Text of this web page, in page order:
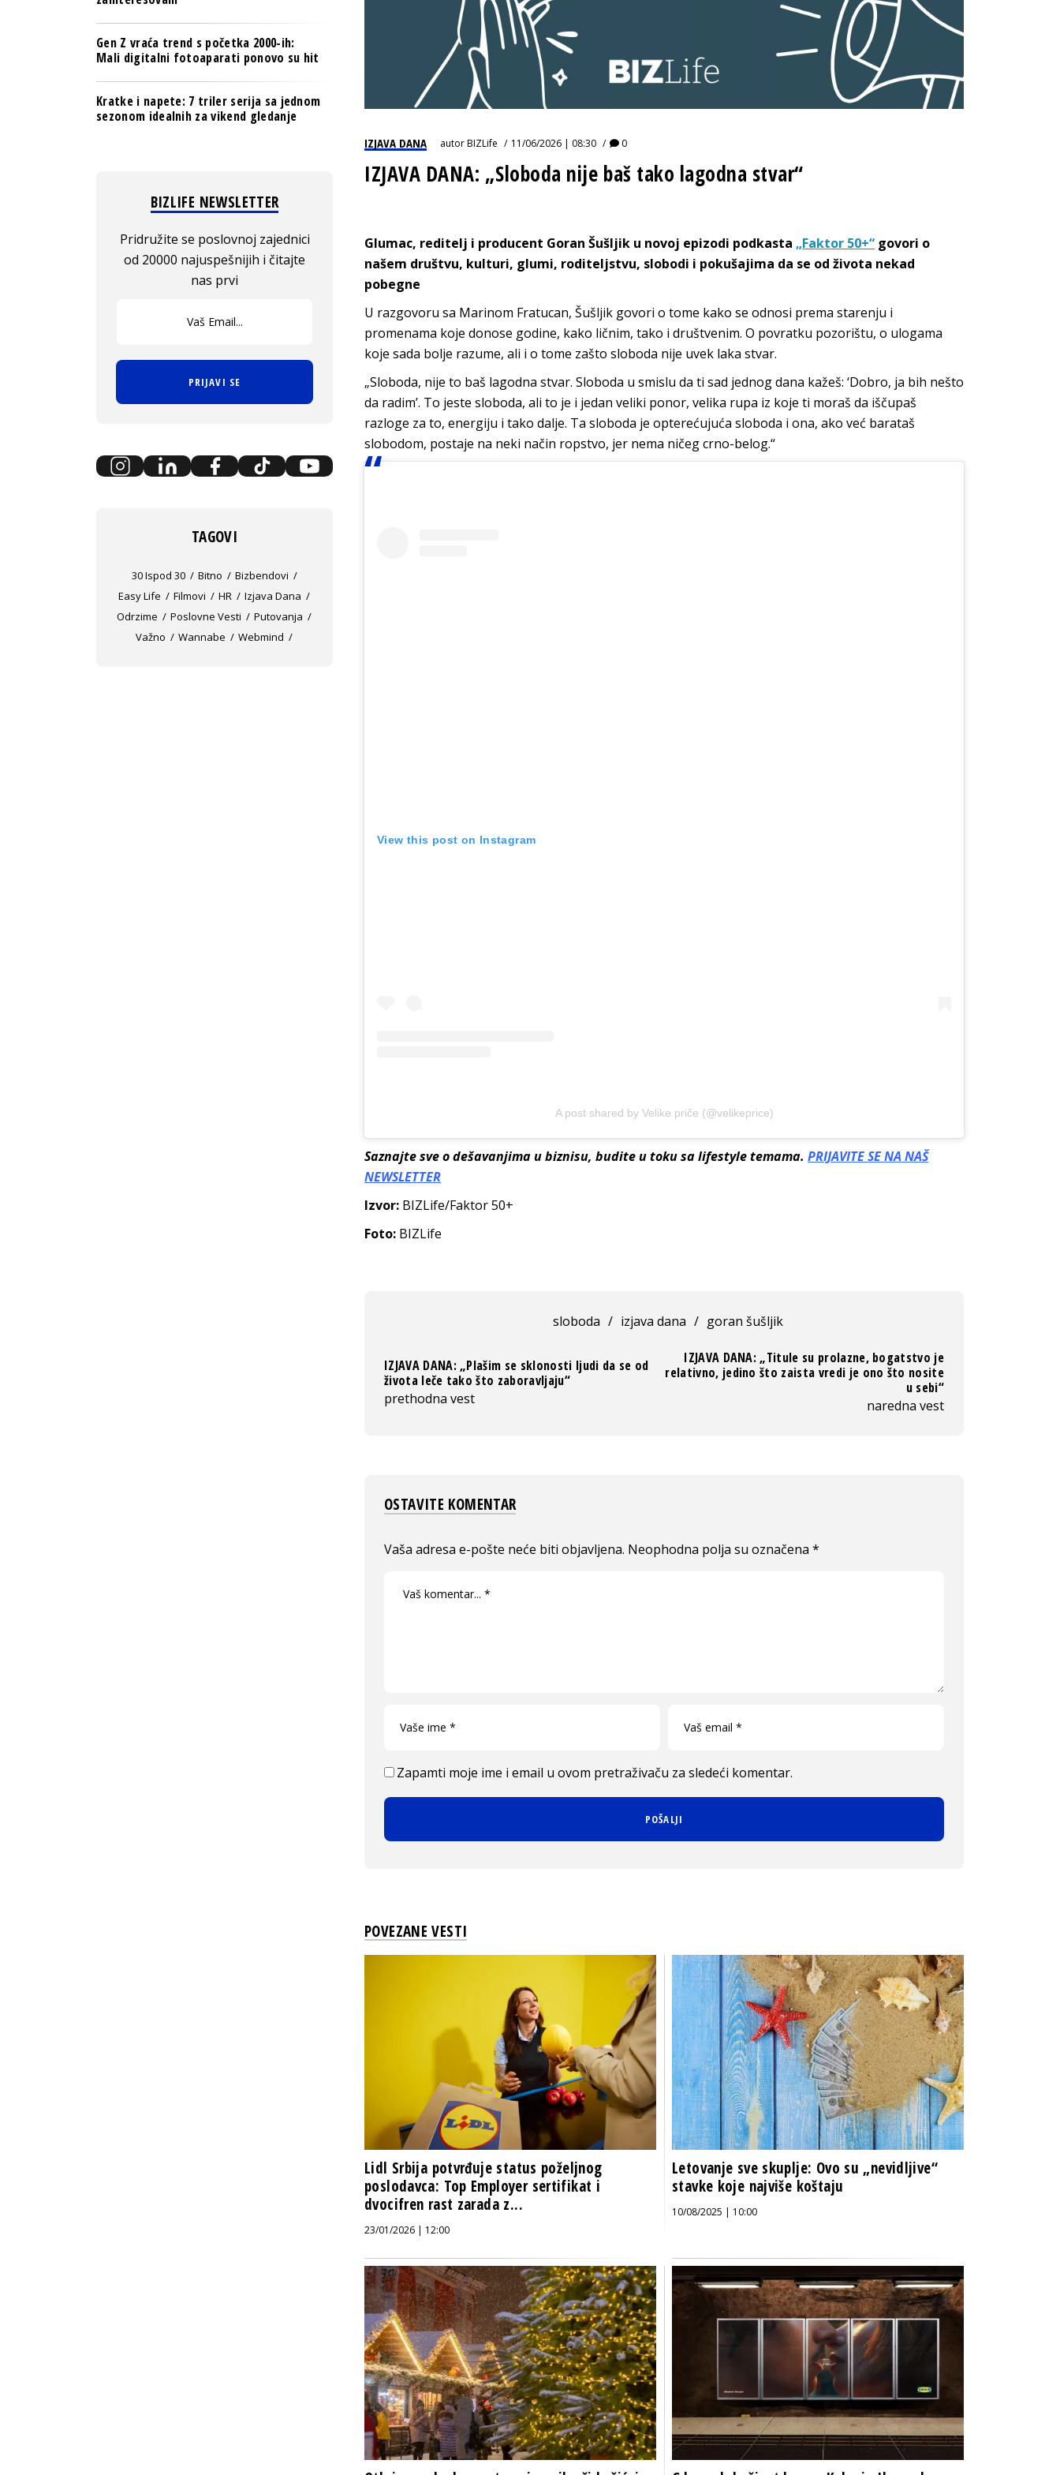
IZJAVA DANA autorBIZLife 11/06/2026 | 08:30 0
IZJAVA DANA: „Sloboda nije baš tako lagodna stvar“
Glumac, reditelj i producent Goran Šušljik u novoj epizodi podkasta „Faktor 50+“ govori o
našem društvu, kulturi, glumi, roditeljstvu, slobodi i pokušajima da se od života nekad
pobegne
U razgovoru sa Marinom Fratucan, Šušljik govori o tome kako se odnosi prema starenju i
promenama koje donose godine, kako ličnim, tako i društvenim. O povratku pozorištu, o ulogama
koje sada bolje razume, ali i o tome zašto sloboda nije uvek laka stvar.
„Sloboda, nije to baš lagodna stvar. Sloboda u smislu da ti sad jednog dana kažeš: ‘Dobro, ja bih nešto
da radim’. To jeste sloboda, ali to je i jedan veliki ponor, velika rupa iz koje ti moraš da iščupaš
razloge za to, energiju i tako dalje. Ta sloboda je opterećujuća sloboda i ona, ako već barataš
slobodom, postaje na neki način ropstvo, jer nema ničeg crno-belog.“
View this post on Instagram
A post shared by Velike priče (@velikeprice)
Saznajte sve o dešavanjima u biznisu, budite u toku sa lifestyle temama. PRIJAVITE SE NA NAŠ
NEWSLETTER
Izvor: BIZLife/Faktor 50+
Foto: BIZLife
sloboda / izjava dana / goran šušljik
IZJAVA DANA: „Plašim se sklonosti ljudi da se od
života leče tako što zaboravljaju“
prethodna vest
IZJAVA DANA: „Titule su prolazne, bogatstvo je
relativno, jedino što zaista vredi je ono što nosite
u sebi“
naredna vest
OSTAVITE KOMENTAR
Vaša adresa e-pošte neće biti objavljena. Neophodna polja su označena *
Zapamti moje ime i email u ovom pretraživaču za sledeći komentar.
POVEZANE VESTI
Lidl Srbija potvrđuje status poželjnog
poslodavca: Top Employer sertifikat i
dvocifren rast zarada z...
23/01/2026 | 12:00
Letovanje sve skuplje: Ovo su „nevidljive“
stavke koje najviše koštaju
10/08/2025 | 10:00
Gen Z vraća trend s početka 2000-ih:
Mali digitalni fotoaparati ponovo su hit
Kratke i napete: 7 triler serija sa jednom
sezonom idealnih za vikend gledanje
BIZLIFE NEWSLETTER
Pridružite se poslovnoj zajednici
od 20000 najuspešnijih i čitajte
nas prvi
PRIJAVI SE
TAGOVI
30 Ispod 30 Bitno
Bizbendovi
Easy Life
Filmovi HR
Izjava Dana
Odrzime
Poslovne Vesti
Putovanja
Važno
Wannabe Webmind